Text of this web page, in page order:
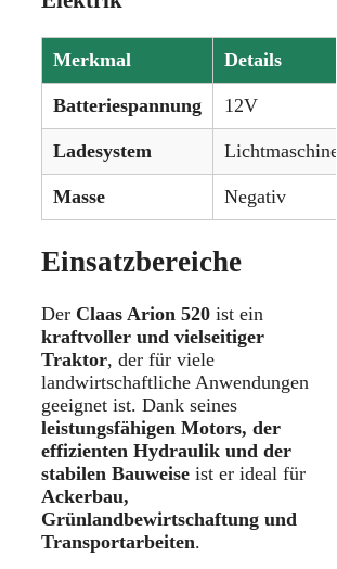
Merkmal Details
Batteriespannung 12V
Ladesystem Lichtmaschine
Masse Negativ
Einsatzbereiche
Der Claas Arion 520 ist ein
kraftvoller und vielseitiger
Traktor, der für viele
landwirtschaftliche Anwendungen
geeignet ist. Dank seines
leistungsfähigen Motors, der
effizienten Hydraulik und der
stabilen Bauweise ist er ideal für
Ackerbau,
Grünlandbewirtschaftung und
Transportarbeiten.